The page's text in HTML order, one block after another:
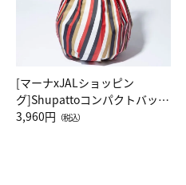
[マーナxJALショッピン
グ]Shupattoコンパクトバッグ
Drop JAL客室乗務員（LC）ス
3,960円 （税込）